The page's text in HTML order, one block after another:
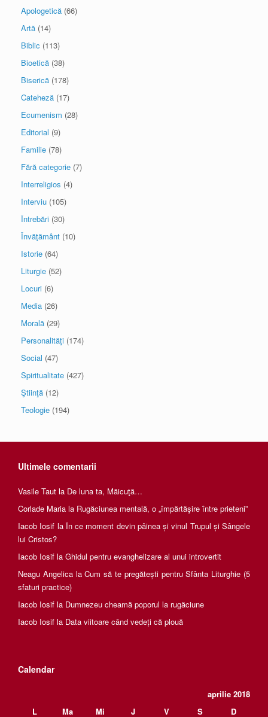
Apologetică (66)
Artă (14)
Biblic (113)
Bioetică (38)
Biserică (178)
Cateheză (17)
Ecumenism (28)
Editorial (9)
Familie (78)
Fără categorie (7)
Interreligios (4)
Interviu (105)
Întrebări (30)
Învăţământ (10)
Istorie (64)
Liturgie (52)
Locuri (6)
Media (26)
Morală (29)
Personalităţi (174)
Social (47)
Spiritualitate (427)
Ştiinţă (12)
Teologie (194)
Ultimele comentarii
Vasile Taut la De luna ta, Măicuţă…
Corlade Maria la Rugăciunea mentală, o „împărtăşire între prieteni”
Iacob Iosif la În ce moment devin pâinea și vinul Trupul și Sângele
lui Cristos?
Iacob Iosif la Ghidul pentru evanghelizare al unui introvertit
Neagu AngelicalaCum să te pregătești pentru Sfânta Liturghie (5
sfaturi practice)
Iacob Iosif la Dumnezeu cheamă poporul la rugăciune
Iacob Iosif la Data viitoare când vedeți că plouă
Calendar
aprilie 2018
L
Ma Mi J V S D